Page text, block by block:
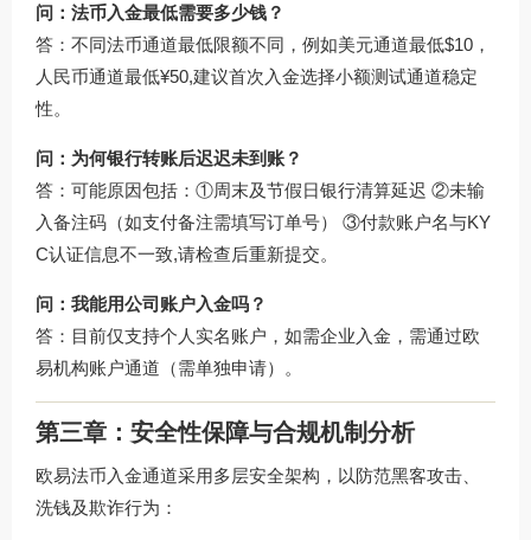
问：法币入金最低需要多少钱？
答：不同法币通道最低限额不同，例如美元通道最低$10，
人民币通道最低¥50,建议首次入金选择小额测试通道稳定
性。
问：为何银行转账后迟迟未到账？
答：可能原因包括：①周末及节假日银行清算延迟 ②未输
入备注码（如支付备注需填写订单号） ③付款账户名与KY
C认证信息不一致,请检查后重新提交。
问：我能用公司账户入金吗？
答：目前仅支持个人实名账户，如需企业入金，需通过欧
易机构账户通道（需单独申请）。
第三章：安全性保障与合规机制分析
欧易法币入金通道采用多层安全架构，以防范黑客攻击、
洗钱及欺诈行为：